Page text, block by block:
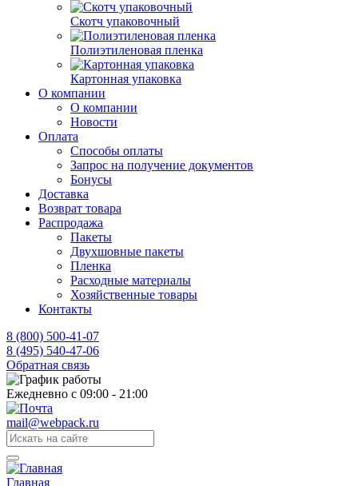
Скотч упаковочный
Полиэтиленовая пленка
Картонная упаковка
О компании
О компании
Новости
Оплата
Способы оплаты
Запрос на получение документов
Бонусы
Доставка
Возврат товара
Распродажа
Пакеты
Двухшовные пакеты
Пленка
Расходные материалы
Хозяйственные товары
Контакты
8 (800) 500-41-07
8 (495) 540-47-06
Обратная связь
Ежедневно с 09:00 - 21:00
mail@webpack.ru
Главная